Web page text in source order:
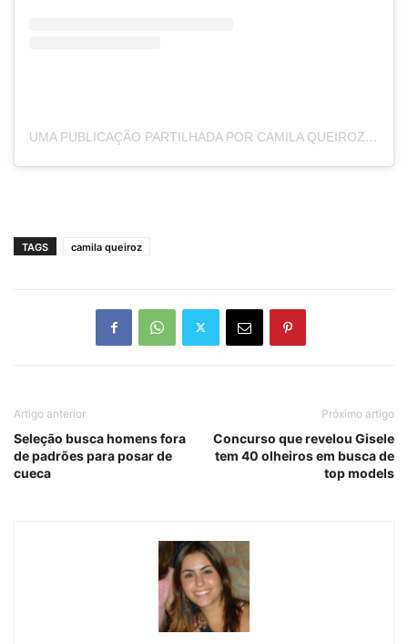
UMA PUBLICAÇÃO PARTILHADA POR CAMILA QUEIROZ (@CAMILAQUEIROZ)
TAGS camila queiroz
Artigo anterior
Seleção busca homens fora
de padrões para posar de
cueca
Próximo artigo
Concurso que revelou Gisele
tem 40 olheiros em busca de
top models